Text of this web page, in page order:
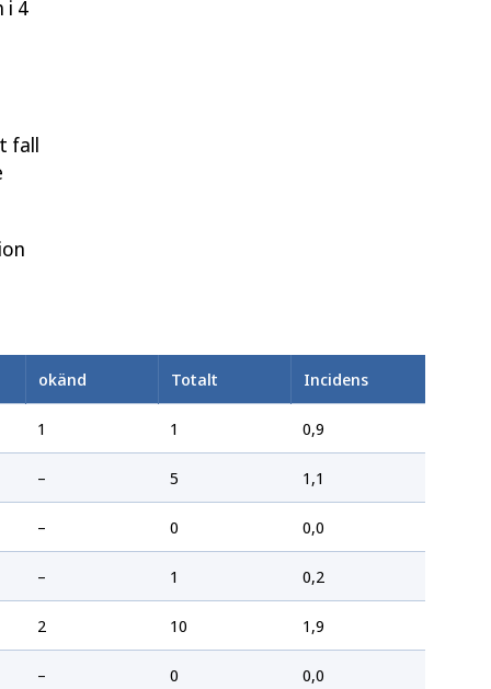
i 4
fall
okänd Totalt Incidens
1 1 0,9
– 5 1,1
– 0 0,0
– 1 0,2
2 10 1,9
– 0 0,0